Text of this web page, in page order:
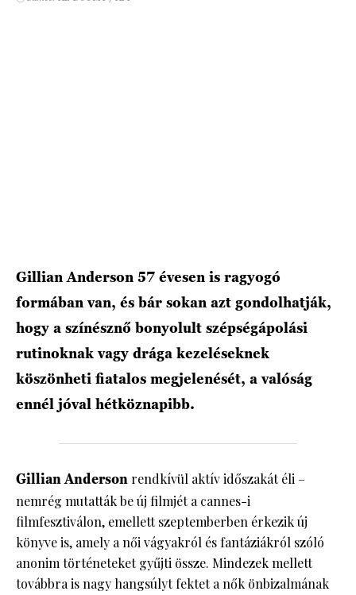
Gillian Anderson 57 évesen is ragyogó
formában van, és bár sokan azt gondolhatják,
hogy a színésznő bonyolult szépségápolási
rutinoknak vagy drága kezeléseknek
köszönheti fiatalos megjelenését, a valóság
ennél jóval hétköznapibb.
Gillian Anderson rendkívül aktív időszakát éli –
nemrég mutatták be új filmjét a cannes-i
filmfesztiválon, emellett szeptemberben érkezik új
könyve is, amely a női vágyakról és fantáziákról szóló
anonim történeteket gyűjti össze. Mindezek mellett
továbbra is nagy hangsúlyt fektet a nők önbizalmának